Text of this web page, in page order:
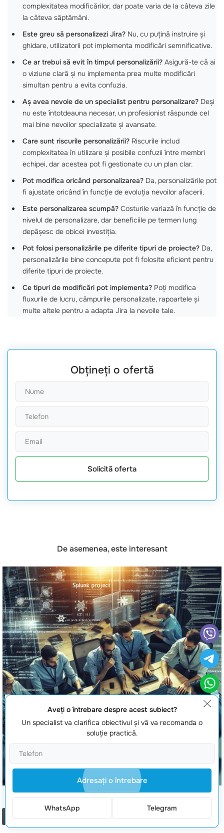
complexitatea modificărilor, dar poate varia de la câteva zile
la câteva săptămâni.
Este greu să personalizezi Jira? Nu, cu puțină instruire și
ghidare, utilizatorii pot implementa modificări semnificative.
Ce ar trebui să evit în timpul personalizării? Asigură-te că ai
o viziune clară și nu implementa prea multe modificări
simultan pentru a evita confuzia.
Aș avea nevoie de un specialist pentru personalizare? Deși
nu este întotdeauna necesar, un profesionist răspunde cel
mai bine nevoilor specializate și avansate.
Care sunt riscurile personalizării? Riscurile includ
complexitatea în utilizare și posibile confuzii între membri
echipei, dar acestea pot fi gestionate cu un plan clar.
Pot modifica oricând personalizarea? Da, personalizările pot
fi ajustate oricând în funcție de evoluția nevoilor afacerii.
Este personalizarea scumpă? Costurile variază în funcție de
nivelul de personalizare, dar beneficiile pe termen lung
depășesc de obicei investiția.
Pot folosi personalizările pe diferite tipuri de proiecte? Da,
personalizările bine concepute pot fi folosite eficient pentru
diferite tipuri de proiecte.
Ce tipuri de modificări pot implementa? Poți modifica
fluxurile de lucru, câmpurile personalizate, rapoartele și
multe altele pentru a adapta Jira la nevoile tale.
Obțineți o ofertă
Solicită oferta
De asemenea, este interesant
Dezvoltare aplicatii si extensii Splunk
Aveţi o întrebare despre acest subiect?
Un specialist va clarifica obiectivul şi vă va recomanda o
soluţie practică.
Adresaţi o întrebare
WhatsApp Telegram
Comanda un apel